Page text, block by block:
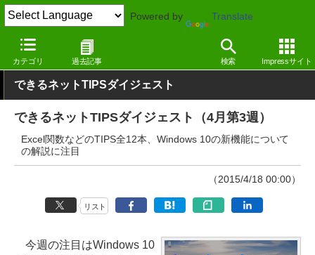
Powered by Translate
カテゴリ 過去記事 検索 Impressサイト
窓の杜 その他の話題
できるネットTIPSダイジェスト
できるネットTIPSダイジェスト（4月第3週）
Excel関数などのTIPS全12本、Windows 10の新機能について
の解説に注目
（2015/4/18 00:00）
リスト
今週の注目はWindows 10